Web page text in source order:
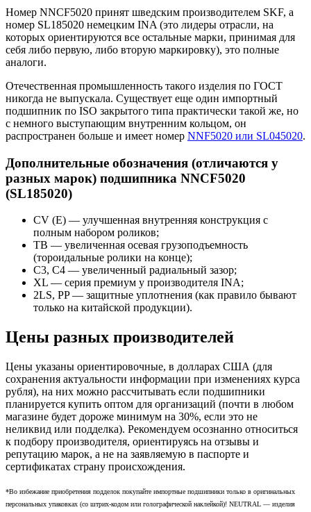
Номер NNCF5020 принят шведским производителем SKF, а
номер SL185020 немецким INA (это лидеры отрасли, на
которых ориентируются все остальные марки, принимая для
себя либо первую, либо вторую маркировку), это полные
аналоги.
Отечественная промышленность такого изделия по ГОСТ
никогда не выпускала. Существует еще один импортный
подшипник по ISO закрытого типа практически такой же, но
с немного выступающим внутренним кольцом, он
распространен больше и имеет номер NNF5020 или SL045020.
Дополнительные обозначения (отличаются у
разных марок) подшипника NNCF5020
(SL185020)
CV (E) — улучшенная внутренняя конструкция с
полным набором роликов;
TB — увеличенная осевая грузоподъемность
(тороидальные ролики на конце);
C3, C4 — увеличенный радиальный зазор;
XL — серия премиум у производителя INA;
2LS, PP — защитные уплотнения (как правило бывают
только на китайской продукции).
Цены разных производителей
Цены указаны ориентировочные, в долларах США (для
сохранения актуальности информации при изменениях курса
рубля), на них можно рассчитывать если подшипники
планируется купить оптом для организаций (почти в любом
магазине будет дороже минимум на 30%, если это не
неликвид или подделка). Рекомендуем осознанно относиться
к подбору производителя, ориентируясь на отзывы и
репутацию марок, а не на заявляемую в паспорте и
сертификатах страну происхождения.
*Во избежание приобретения подделок покупайте импортные подшипники только в оригинальных
персональных упаковках (со штрих-кодом или голографической наклейкой)! NEUTRAL — изделия